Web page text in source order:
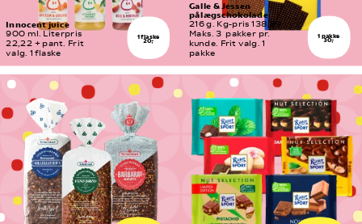
1 flaske
20,-
Innocent juice
900 ml. Literpris
22,22 + pant. Frit
valg. 1 flaske
1 pakke
30,-
Galle & Jessen
pålægschokolade
216 g. Kg-pris 138,89.
Maks. 3  pakker pr.
kunde. Frit valg. 1
pakke